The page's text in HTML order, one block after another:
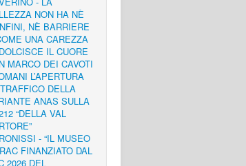
NON HA NÈ
NÈ BARRIERE
UNA CAREZZA
IL CUORE
MARCO DEI CAVOTI
L’APERTURA
DELLA
ANAS SULLA
“DELLA VAL
- “IL MUSEO
FINANZIATO DAL
2026 DEL